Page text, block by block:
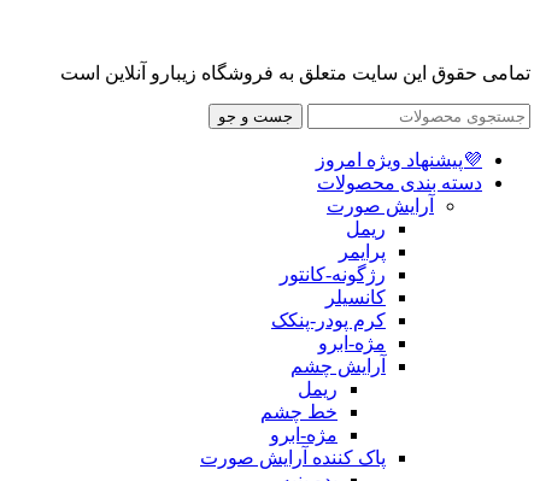
تمامی حقوق این سایت متعلق به فروشگاه زیبارو آنلاین است
جست و جو
💜پیشنهاد ویژه امروز
دسته بندی محصولات
آرایش صورت
ریمل
پرایمر
رژگونه-کانتور
کانسیلر
کرم پودر-پنکک
مژه-ابرو
آرایش چشم
ریمل
خط چشم
مژه-ابرو
پاک کننده آرایش صورت